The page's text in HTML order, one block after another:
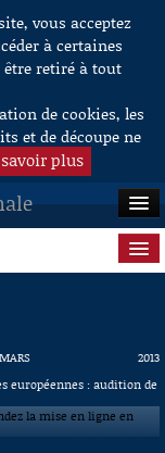
vous acceptez
à certaines
retiré à tout
de cookies, les
et de découpe ne
plus
MARS
2013
européennes : audition de
la mise en ligne en